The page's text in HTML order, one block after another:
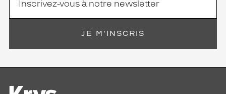
JE M'INSCRIS